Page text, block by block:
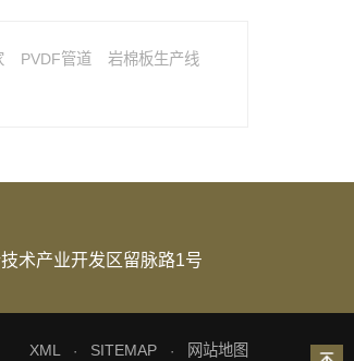
PVDF管道
岩棉板生产线
术产业开发区留脉路1号
XML · SITEMAP · 网站地图